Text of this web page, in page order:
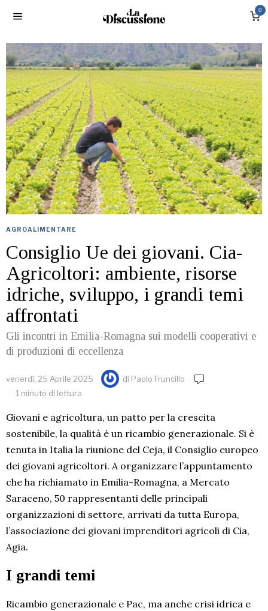
0
AGROALIMENTARE
Consiglio Ue dei giovani. Cia-
Agricoltori: ambiente, risorse
idriche, sviluppo, i grandi temi
affrontati
Gli incontri in Emilia-Romagna sui modelli cooperativi e
di produzioni di eccellenza
venerdì, 25 Aprile 2025 di Paolo Fruncillo
1 minuto di lettura
Giovani e agricoltura, un patto per la crescita
sostenibile, la qualità è un ricambio generazionale. Si è
tenuta in Italia la riunione del Ceja, il Consiglio europeo
dei giovani agricoltori. A organizzare l’appuntamento
che ha richiamato in Emilia-Romagna, a Mercato
Saraceno, 50 rappresentanti delle principali
organizzazioni di settore, arrivati da tutta Europa,
l’associazione dei giovani imprenditori agricoli di Cia,
Agia.
I grandi temi
Ricambio generazionale e Pac, ma anche crisi idrica e